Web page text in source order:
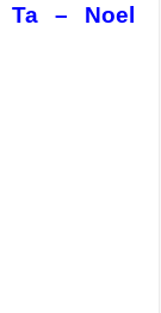
– Noel